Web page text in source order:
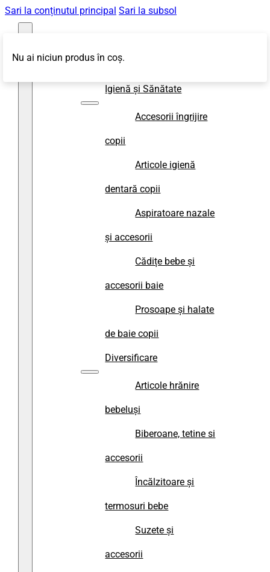
Sari la conținutul principal Sari la subsol
Igienă și Sănătate
Accesorii îngrijire
copii
Articole igienă
dentară copii
Aspiratoare nazale
și accesorii
Cădițe bebe și
accesorii baie
Prosoape și halate
de baie copii
Diversificare
Articole hrănire
bebeluși
Biberoane, tetine si
accesorii
Încălzitoare și
termosuri bebe
Suzete și
accesorii
Nu ai niciun produs în coș.